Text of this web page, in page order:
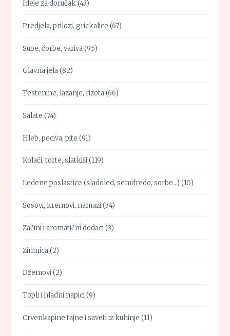
Ideje za doručak(43)
Predjela, prilozi, grickalice (67)
Supe, čorbe, variva(95)
Glavna jela(82)
Testenine, lazanje, rizota(66)
Salate (74)
Hleb, peciva, pite (91)
Kolači, torte, slatkiši(119)
Ledene poslastice (sladoled, semifredo, sorbe…) (10)
Sosovi, kremovi, namazi(34)
Začini i aromatični dodaci(3)
Zimnica(2)
Džemovi(2)
Topli i hladni napici(9)
Crvenkapine tajne i saveti iz kuhinje (11)